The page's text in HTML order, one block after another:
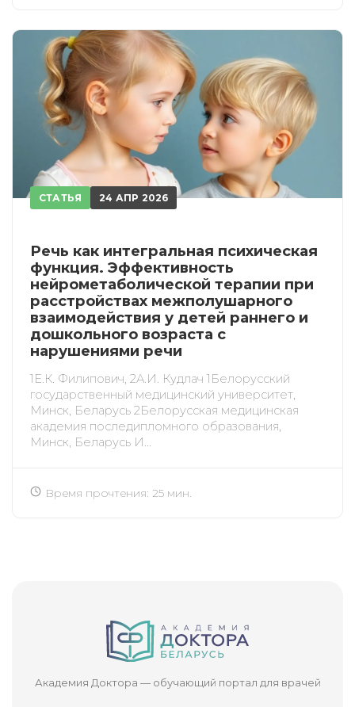
СТАТЬЯ 24 АПР 2026
Речь как интегральная психическая
функция. Эффективность
нейрометаболической терапии при
расстройствах межполушарного
взаимодействия у детей раннего и
дошкольного возраста с
нарушениями речи
1Е.К. Филипович, 2А.И. Кудлач 1Белорусский
государственный медицинский университет,
Минск, Беларусь 2Белорусская медицинская
академия последипломного образования,
Минск, Беларусь И...
Время прочтения: 25 мин.
Академия Доктора — обучающий портал для врачей